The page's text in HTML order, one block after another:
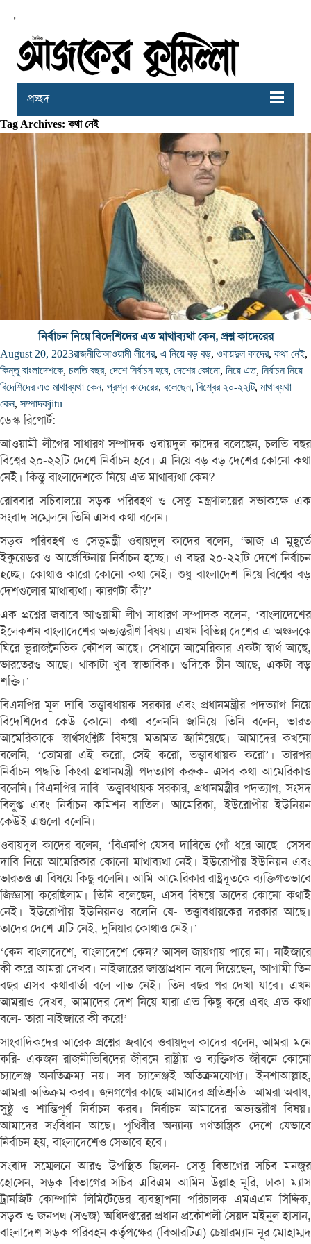
,
প্রচ্ছদ
Tag Archives: কথা নেই
নির্বাচন নিয়ে বিদেশিদের এত মাথাব্যথা কেন, প্রশ্ন কাদেরের
August 20, 2023রাজনীতিআওয়ামী লীগের, এ নিয়ে বড় বড়, ওবায়দুল কাদের, কথা নেই,
কিন্তু বাংলাদেশকে, চলতি বছর, দেশে নির্বাচন হবে, দেশের কোনো, নিয়ে এত, নির্বাচন নিয়ে
বিদেশিদের এত মাথাব্যথা কেন, প্রশ্ন কাদেরের, বলেছেন, বিশ্বের ২০-২২টি, মাথাব্যথা
কেন, সম্পাদকjitu
ডেস্ক রিপোর্ট:
আওয়ামী লীগের সাধারণ সম্পাদক ওবায়দুল কাদের বলেছেন, চলতি বছর
বিশ্বের ২০-২২টি দেশে নির্বাচন হবে। এ নিয়ে বড় বড় দেশের কোনো কথা
নেই। কিন্তু বাংলাদেশকে নিয়ে এত মাথাব্যথা কেন?
রোববার সচিবালয়ে সড়ক পরিবহণ ও সেতু মন্ত্রণালয়ের সভাকক্ষে এক
সংবাদ সম্মেলনে তিনি এসব কথা বলেন।
সড়ক পরিবহণ ও সেতুমন্ত্রী ওবায়দুল কাদের বলেন, ‘আজ এ মুহূর্তে
ইকুয়েডর ও আর্জেন্টিনায় নির্বাচন হচ্ছে। এ বছর ২০-২২টি দেশে নির্বাচন
হচ্ছে। কোথাও কারো কোনো কথা নেই। শুধু বাংলাদেশ নিয়ে বিশ্বের বড়
দেশগুলোর মাথাব্যথা। কারণটা কী?’
এক প্রশ্নের জবাবে আওয়ামী লীগ সাধারণ সম্পাদক বলেন, ‘বাংলাদেশের
ইলেকশন বাংলাদেশের অভ্যন্তরীণ বিষয়। এখন বিভিন্ন দেশের এ অঞ্চলকে
ঘিরে ভূরাজনৈতিক কৌশল আছে। সেখানে আমেরিকার একটা স্বার্থ আছে,
ভারতেরও আছে। থাকাটা খুব স্বাভাবিক। ওদিকে চীন আছে, একটা বড়
শক্তি।’
বিএনপির মূল দাবি তত্ত্বাবধায়ক সরকার এবং প্রধানমন্ত্রীর পদত্যাগ নিয়ে
বিদেশিদের কেউ কোনো কথা বলেননি জানিয়ে তিনি বলেন, ভারত
আমেরিকাকে স্বার্থসংশ্লিষ্ট বিষয়ে মতামত জানিয়েছে। আমাদের কখনো
বলেনি, ‘তোমরা এই করো, সেই করো, তত্ত্বাবধায়ক করো’। তারপর
নির্বাচন পদ্ধতি কিংবা প্রধানমন্ত্রী পদত্যাগ করুক- এসব কথা আমেরিকাও
বলেনি। বিএনপির দাবি- তত্ত্বাবধায়ক সরকার, প্রধানমন্ত্রীর পদত্যাগ, সংসদ
বিলুপ্ত এবং নির্বাচন কমিশন বাতিল। আমেরিকা, ইউরোপীয় ইউনিয়ন
কেউই এগুলো বলেনি।
ওবায়দুল কাদের বলেন, ‘বিএনপি যেসব দাবিতে গোঁ ধরে আছে- সেসব
দাবি নিয়ে আমেরিকার কোনো মাথাব্যথা নেই। ইউরোপীয় ইউনিয়ন এবং
ভারতও এ বিষয়ে কিছু বলেনি। আমি আমেরিকার রাষ্ট্রদূতকে ব্যক্তিগতভাবে
জিজ্ঞাসা করেছিলাম। তিনি বলেছেন, এসব বিষয়ে তাদের কোনো কথাই
নেই। ইউরোপীয় ইউনিয়নও বলেনি যে- তত্ত্বাবধায়কের দরকার আছে।
তাদের দেশে এটি নেই, দুনিয়ার কোথাও নেই।’
‘কেন বাংলাদেশে, বাংলাদেশে কেন? আসল জায়গায় পারে না। নাইজারে
কী করে আমরা দেখব। নাইজারের জান্তাপ্রধান বলে দিয়েছেন, আগামী তিন
বছর এসব কথাবার্তা বলে লাভ নেই। তিন বছর পর দেখা যাবে। এখন
আমরাও দেখব, আমাদের দেশ নিয়ে যারা এত কিছু করে এবং এত কথা
বলে- তারা নাইজারে কী করে!’
সাংবাদিকদের আরেক প্রশ্নের জবাবে ওবায়দুল কাদের বলেন, আমরা মনে
করি- একজন রাজনীতিবিদের জীবনে রাষ্ট্রীয় ও ব্যক্তিগত জীবনে কোনো
চ্যালেঞ্জ অনতিক্রম্য নয়। সব চ্যালেঞ্জই অতিক্রমযোগ্য। ইনশাআল্লাহ,
আমরা অতিক্রম করব। জনগণের কাছে আমাদের প্রতিশ্রুতি- আমরা অবাধ,
সুষ্ঠু ও শান্তিপূর্ণ নির্বাচন করব। নির্বাচন আমাদের অভ্যন্তরীণ বিষয়।
আমাদের সংবিধান আছে। পৃথিবীর অন্যান্য গণতান্ত্রিক দেশে যেভাবে
নির্বাচন হয়, বাংলাদেশেও সেভাবে হবে।
সংবাদ সম্মেলনে আরও উপস্থিত ছিলেন- সেতু বিভাগের সচিব মনজুর
হোসেন, সড়ক বিভাগের সচিব এবিএম আমিন উল্লাহ নূরি, ঢাকা ম্যাস
ট্রানজিট কোম্পানি লিমিটেডের ব্যবস্থাপনা পরিচালক এমএএন সিদ্দিক,
সড়ক ও জনপথ (সওজ) অধিদপ্তরের প্রধান প্রকৌশলী সৈয়দ মইনুল হাসান,
বাংলাদেশ সড়ক পরিবহন কর্তৃপক্ষের (বিআরটিএ) চেয়ারম্যান নূর মোহাম্মদ